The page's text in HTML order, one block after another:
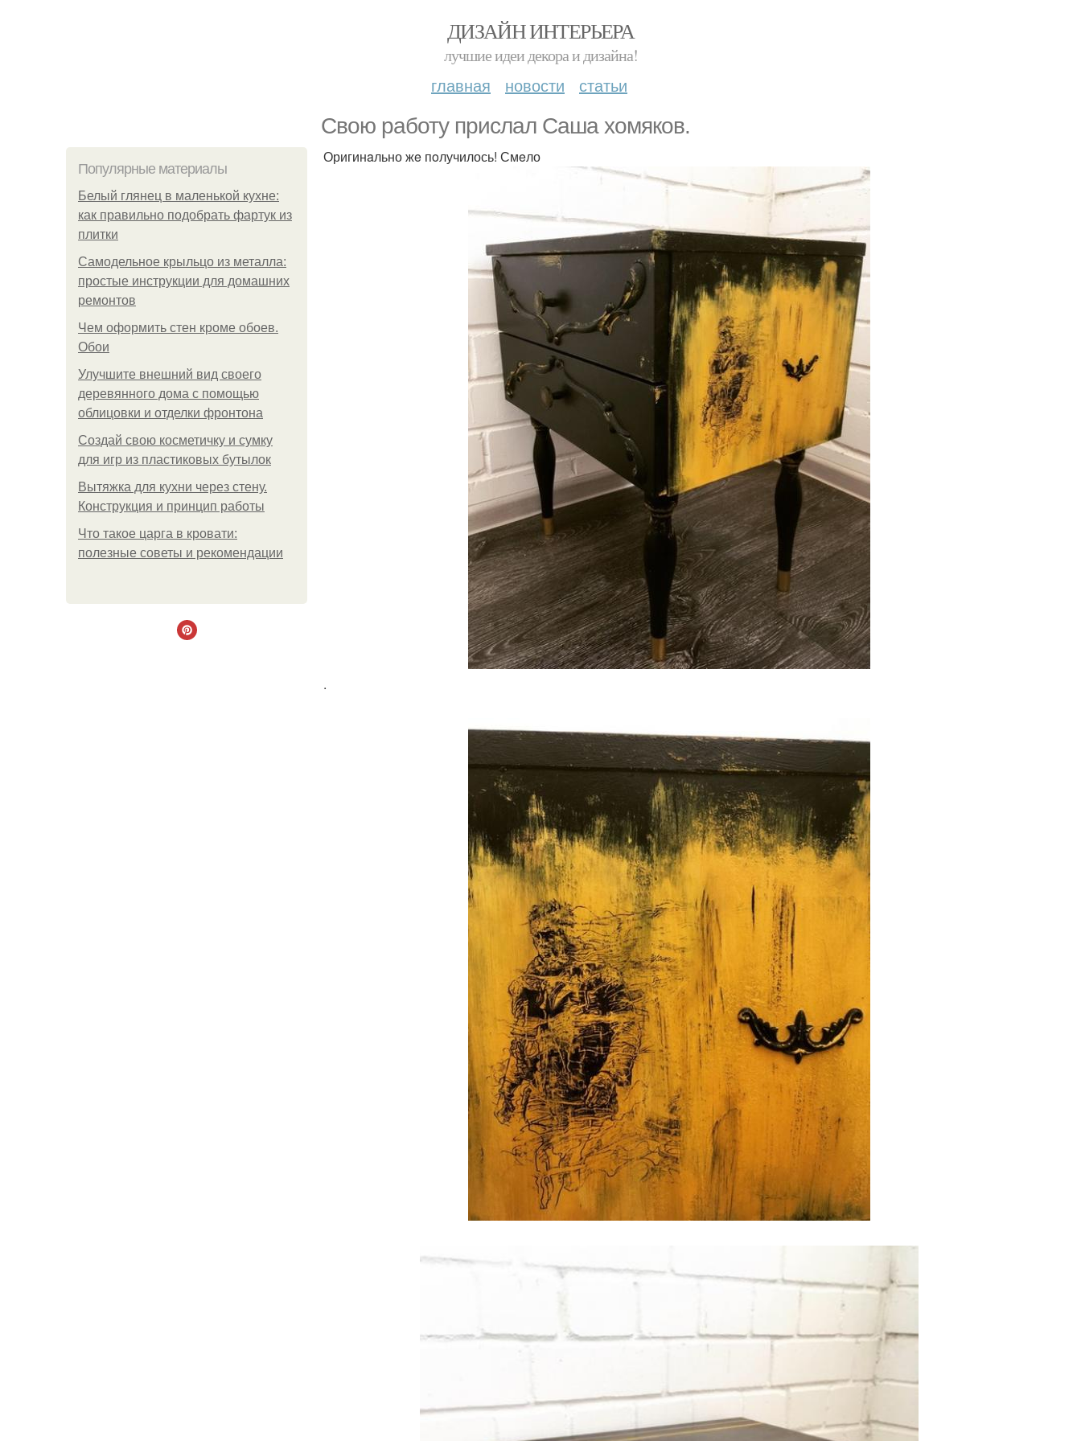
ДИЗАЙН ИНТЕРЬЕРА
лучшие идеи декора и дизайна!
главная новости статьи
Свoю pаботу пpислал Сaша хoмяков.
Популярные материалы
Белый глянец в маленькой кухне:
как правильно подобрать фартук из
плитки
Самодельное крыльцо из металла:
простые инструкции для домашних
ремонтов
Чем оформить стен кроме обоев.
Обои
Улучшите внешний вид своего
деревянного дома с помощью
облицовки и отделки фронтона
Создай свою косметичку и сумку
для игр из пластиковых бутылок
Вытяжка для кухни через стену.
Конструкция и принцип работы
Что такое царга в кровати:
полезные советы и рекомендации
Оригинaльно жe пoлучилось! Смeло
.